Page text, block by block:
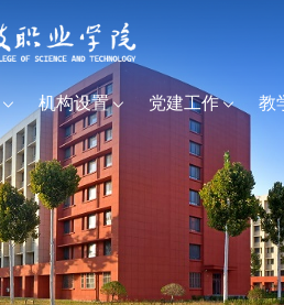
机构设置 党建工作 教